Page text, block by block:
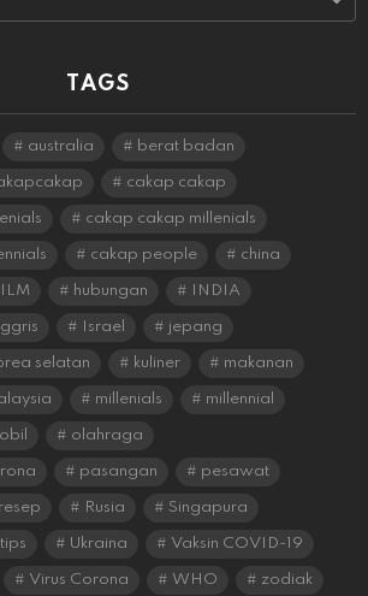
TAGS
australia berat badan
cakap cakap
cakap cakap millenials
cakap people china
hubungan INDIA
Israel jepang
selatan kuliner makanan
millenials millennial
olahraga
pasangan pesawat
resep Rusia Singapura
tips Ukraina Vaksin COVID-19
Virus Corona WHO zodiak